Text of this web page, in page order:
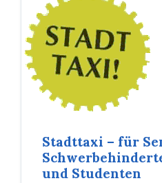
Stadttaxi – für
und Studenten